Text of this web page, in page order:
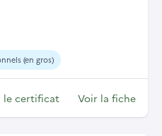
(en gros)
le certificat Voir la fiche